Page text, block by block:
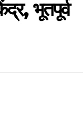
भूतपूर्व